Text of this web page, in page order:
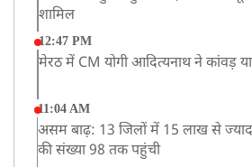
शामिल
12:47 PM
मेरठ में CM योगी आदित्यनाथ ने कांवड़
11:04 AM
असम बाढ़: 13 जिलों में 15 लाख से
की संख्या 98 तक पहुंची